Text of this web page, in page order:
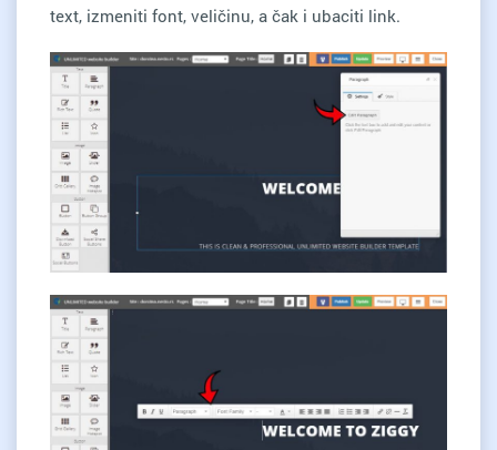
text, izmeniti font, veličinu, a čak i ubaciti link.